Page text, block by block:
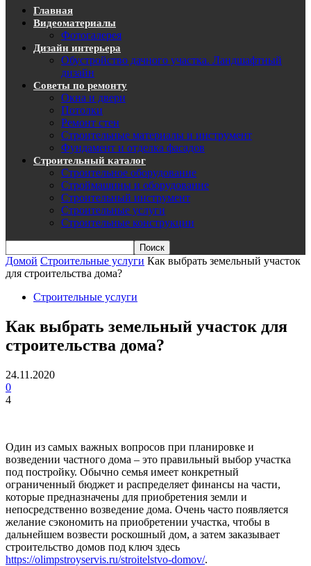
Главная
Видеоматериалы
Фотогалерея
Дизайн интерьера
Обустройство дачного участка. Ландшафтный
дизайн
Советы по ремонту
Окна и двери
Потолки
Ремонт стен
Строительные материалы и инструмент
Фундамент и отделка фасадов
Строительный каталог
Строительное оборудование
Строймашины и оборудование
Строительный инструмент
Строительные услуги
Строительные конструкции
Домой Строительные услуги Как выбрать земельный участок
для строительства дома?
Строительные услуги
Как выбрать земельный участок для
строительства дома?
24.11.2020
0
4
Один из самых важных вопросов при планировке и
возведении частного дома – это правильный выбор участка
под постройку. Обычно семья имеет конкретный
ограниченный бюджет и распределяет финансы на части,
которые предназначены для приобретения земли и
непосредственно возведение дома. Очень часто появляется
желание сэкономить на приобретении участка, чтобы в
дальнейшем возвести роскошный дом, а затем заказывает
строительство домов под ключ здесь
https://olimpstroyservis.ru/stroitelstvo-domov/.